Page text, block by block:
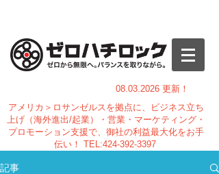
08.03.2026 更新！
アメリカ＞ロサンゼルスを拠点に、ビジネス立ち
上げ（海外進出/起業）・営業・マーケティング・
プロモーション支援で、御社の利益最大化をお手
伝い！ TEL:424-392-3397
記事